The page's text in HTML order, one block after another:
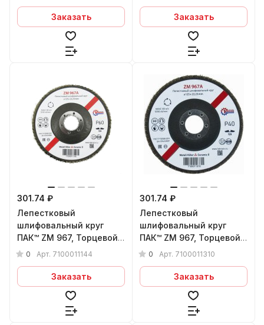
Заказать Заказать
301.74 ₽
Лепестковый
шлифовальный круг
ПАК™ ZM 967, Торцевой,
Конический, (арт.3М
0 Арт. 7100011144
Заказать
301.74 ₽
Лепестковый
шлифовальный круг
ПАК™ ZM 967, Торцевой,
Конический, (арт.3М
0 Арт. 7100011310
Заказать